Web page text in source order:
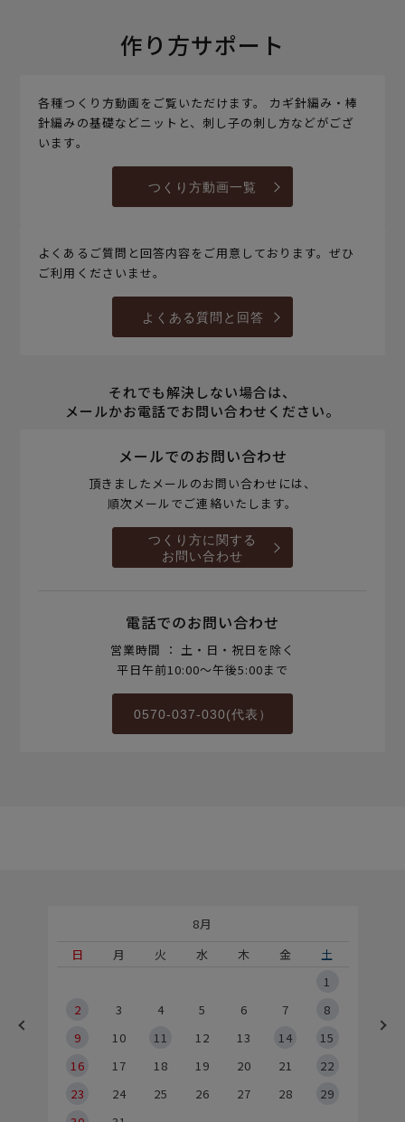
作り方サポート
各種つくり方動画をご覧いただけます。 カギ針編み・棒
針編みの基礎などニットと、刺し子の刺し方などがござ
います。
つくり方動画一覧
よくあるご質問と回答内容をご用意しております。ぜひ
ご利用くださいませ。
よくある質問と回答
それでも解決しない場合は、
メールかお電話でお問い合わせください。
メールでのお問い合わせ
頂きましたメールのお問い合わせには、
順次メールでご連絡いたします。
つくり方に関する
お問い合わせ
電話でのお問い合わせ
営業時間 ： 土・日・祝日を除く
平日午前10:00～午後5:00まで
0570-037-030(代表）
8月
日
月 火 水 木 金
土
1
2
3 4 5 6 7
8
9
10 11 12 13 14
15
16
17 18 19 20 21
22
23
24 25 26 27 28
29